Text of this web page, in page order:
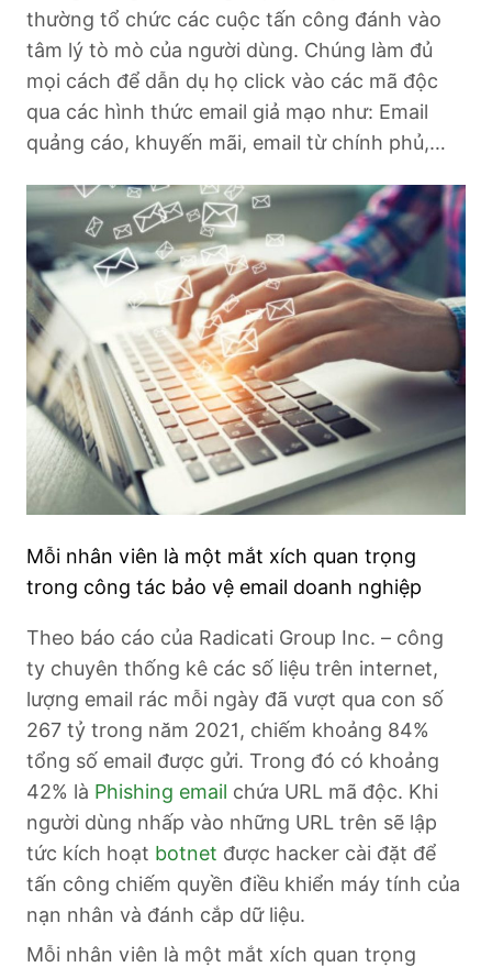
thường tổ chức các cuộc tấn công đánh vào
tâm lý tò mò của người dùng. Chúng làm đủ
mọi cách để dẫn dụ họ click vào các mã độc
qua các hình thức email giả mạo như: Email
quảng cáo, khuyến mãi, email từ chính phủ,…
Mỗi nhân viên là một mắt xích quan trọng
trong công tác bảo vệ email doanh nghiệp
Theo báo cáo của Radicati Group Inc. – công
ty chuyên thống kê các số liệu trên internet,
lượng email rác mỗi ngày đã vượt qua con số
267 tỷ trong năm 2021, chiếm khoảng 84%
tổng số email được gửi. Trong đó có khoảng
42% là Phishing email chứa URL mã độc. Khi
người dùng nhấp vào những URL trên sẽ lập
tức kích hoạt botnet được hacker cài đặt để
tấn công chiếm quyền điều khiển máy tính của
nạn nhân và đánh cắp dữ liệu.
Mỗi nhân viên là một mắt xích quan trọng